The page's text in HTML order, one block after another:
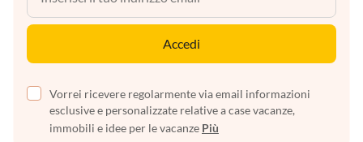
Accedi
Vorrei ricevere regolarmente via email informazioni
esclusive e personalizzate relative a case vacanze,
immobili e idee per le vacanze Più